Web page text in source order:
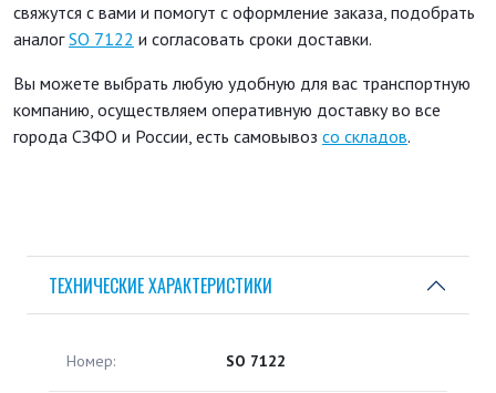
свяжутся с вами и помогут с оформление заказа, подобрать
аналогSO 7122 и согласовать сроки доставки.
Вы можете выбрать любую удобную для вас транспортную
компанию, осуществляем оперативную доставку во все
города СЗФО и России, есть самовывоз со складов.
ТЕХНИЧЕСКИЕ ХАРАКТЕРИСТИКИ
Номер: SO 7122